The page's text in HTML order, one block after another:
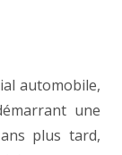
automobile,
une
plus tard,